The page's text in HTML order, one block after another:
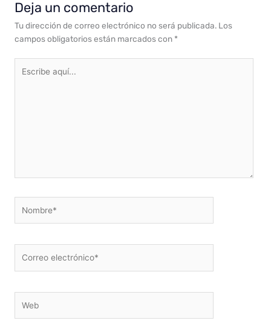
Deja un comentario
Tu dirección de correo electrónico no será publicada. Los
campos obligatorios están marcados con *
aquí...
electrónico*